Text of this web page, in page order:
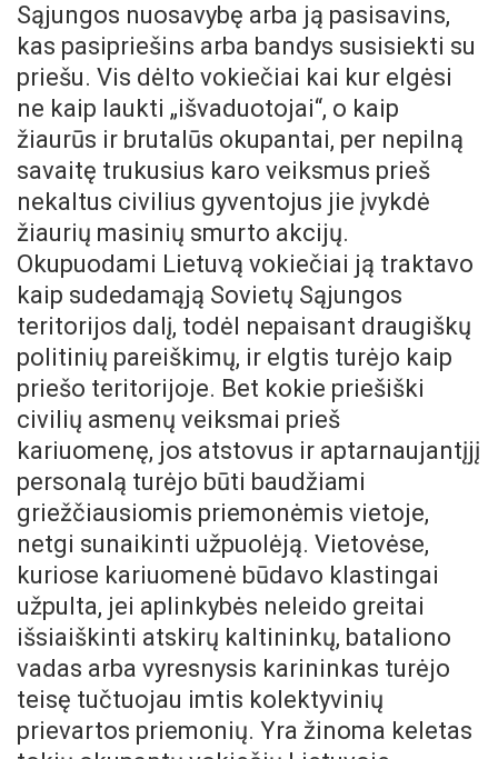
Sąjungos nuosavybę arba ją pasisavins,
kas pasipriešins arba bandys susisiekti su
priešu. Vis dėlto vokiečiai kai kur elgėsi
ne kaip laukti „išvaduotojai“, o kaip
žiaurūs ir brutalūs okupantai, per nepilną
savaitę trukusius karo veiksmus prieš
nekaltus civilius gyventojus jie įvykdė
žiaurių masinių smurto akcijų.
Okupuodami Lietuvą vokiečiai ją traktavo
kaip sudedamąją Sovietų Sąjungos
teritorijos dalį, todėl nepaisant draugiškų
politinių pareiškimų, ir elgtis turėjo kaip
priešo teritorijoje. Bet kokie priešiški
civilių asmenų veiksmai prieš
kariuomenę, jos atstovus ir aptarnaujantįjį
personalą turėjo būti baudžiami
griežčiausiomis priemonėmis vietoje,
netgi sunaikinti užpuolėją. Vietovėse,
kuriose kariuomenė būdavo klastingai
užpulta, jei aplinkybės neleido greitai
išsiaiškinti atskirų kaltininkų, bataliono
vadas arba vyresnysis karininkas turėjo
teisę tučtuojau imtis kolektyvinių
prievartos priemonių. Yra žinoma keletas